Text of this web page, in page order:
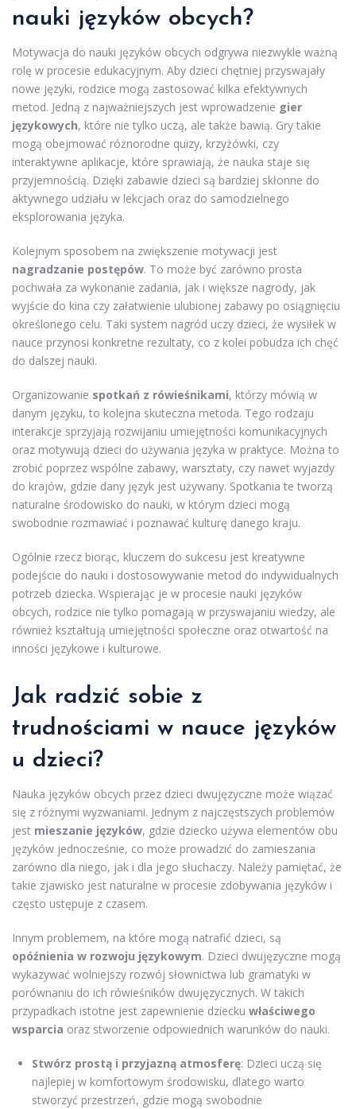
nauki języków obcych?
Motywacja do nauki języków obcych odgrywa niezwykle ważną
rolę w procesie edukacyjnym. Aby dzieci chętniej przyswajały
nowe języki, rodzice mogą zastosować kilka efektywnych
metod. Jedną z najważniejszych jest wprowadzenie gier
językowych, które nie tylko uczą, ale także bawią. Gry takie
mogą obejmować różnorodne quizy, krzyżówki, czy
interaktywne aplikacje, które sprawiają, że nauka staje się
przyjemnością. Dzięki zabawie dzieci są bardziej skłonne do
aktywnego udziału w lekcjach oraz do samodzielnego
eksplorowania języka.
Kolejnym sposobem na zwiększenie motywacji jest
nagradzanie postępów. To może być zarówno prosta
pochwała za wykonanie zadania, jak i większe nagrody, jak
wyjście do kina czy załatwienie ulubionej zabawy po osiągnięciu
określonego celu. Taki system nagród uczy dzieci, że wysiłek w
nauce przynosi konkretne rezultaty, co z kolei pobudza ich chęć
do dalszej nauki.
Organizowanie spotkań z rówieśnikami, którzy mówią w
danym języku, to kolejna skuteczna metoda. Tego rodzaju
interakcje sprzyjają rozwijaniu umiejętności komunikacyjnych
oraz motywują dzieci do używania języka w praktyce. Można to
zrobić poprzez wspólne zabawy, warsztaty, czy nawet wyjazdy
do krajów, gdzie dany język jest używany. Spotkania te tworzą
naturalne środowisko do nauki, w którym dzieci mogą
swobodnie rozmawiać i poznawać kulturę danego kraju.
Ogólnie rzecz biorąc, kluczem do sukcesu jest kreatywne
podejście do nauki i dostosowywanie metod do indywidualnych
potrzeb dziecka. Wspierając je w procesie nauki języków
obcych, rodzice nie tylko pomagają w przyswajaniu wiedzy, ale
również kształtują umiejętności społeczne oraz otwartość na
inności językowe i kulturowe.
Jak radzić sobie z
trudnościami w nauce języków
u dzieci?
Nauka języków obcych przez dzieci dwujęzyczne może wiązać
się z różnymi wyzwaniami. Jednym z najczęstszych problemów
jest mieszanie języków, gdzie dziecko używa elementów obu
języków jednocześnie, co może prowadzić do zamieszania
zarówno dla niego, jak i dla jego słuchaczy. Należy pamiętać, że
takie zjawisko jest naturalne w procesie zdobywania języków i
często ustępuje z czasem.
Innym problemem, na które mogą natrafić dzieci, są
opóźnienia w rozwoju językowym. Dzieci dwujęzyczne mogą
wykazywać wolniejszy rozwój słownictwa lub gramatyki w
porównaniu do ich rówieśników dwujęzycznych. W takich
przypadkach istotne jest zapewnienie dziecku właściwego
wsparcia oraz stworzenie odpowiednich warunków do nauki.
Stwórz prostą i przyjazną atmosferę: Dzieci uczą się
najlepiej w komfortowym środowisku, dlatego warto
stworzyć przestrzeń, gdzie mogą swobodnie